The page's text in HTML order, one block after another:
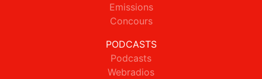
Emissions
Concours
PODCASTS
Podcasts
Webradios